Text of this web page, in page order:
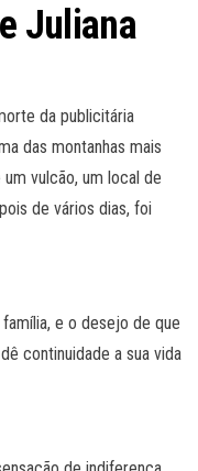
Juliana
da publicitária
das montanhas mais
vulcão, um local de
de vários dias, foi
e o desejo de que
continuidade a sua vida